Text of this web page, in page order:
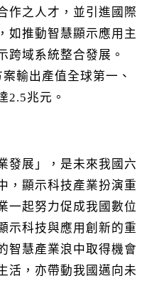
作之人才，並引進國際
如推動智慧顯示應用主
跨域系統整合發展。
案輸出產值全球第一、
2.5兆元。
發展」，是未來我國六
，顯示科技產業扮演重
一起努力促成我國數位
示科技與應用創新的重
智慧產業浪中取得機會
活，亦帶動我國邁向未